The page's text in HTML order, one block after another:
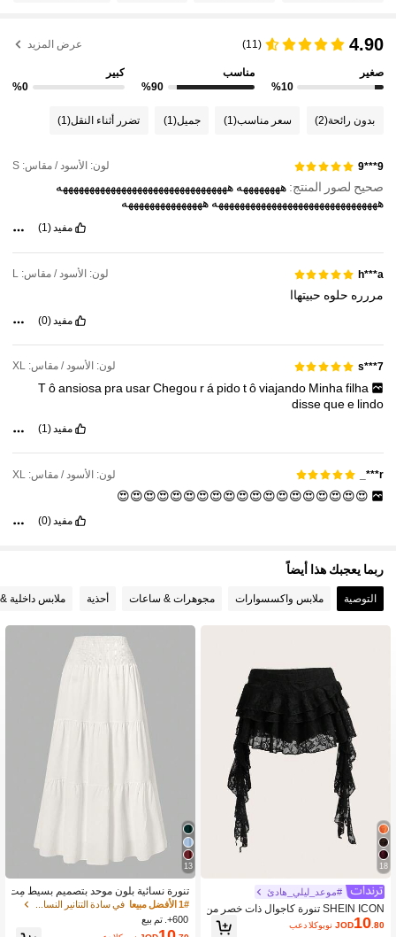
4.90
(11) عرض المزيد
صغير
%10
مناسب
%90
كبير
%0
بدون رائحة(2) سعر مناسب(1) جميل(1) تضرر أثناء النقل(1)
9***9 لون: الأسود / مقاس: S
صحيح لصور المنتج:هههههههههههههههههههههههههههههههههههههههههه
هههههههههههههههههههههههههههههههههههههههههههههههه
مفيد(1)
h***a لون: الأسود / مقاس: L
مررره حلوه حبيتهاا
مفيد (0)
s***7 لون: الأسود / مقاس: XL
Tôansiosa prausarChegou rá pidotôviajando Minhafilha
dissequee lindo
مفيد (1)
r***_ لون: الأسود / مقاس: XL
😍😍😍😍😍😍😍😍😍😍😍😍😍😍😍😍😍😍😍
مفيد (0)
ربما يعجبك هذا أيضاً
التوصية ملابس واكسسوارات مجوهرات & ساعات أحذية ملابس داخلية
18
#موعد_ليلي_هادئ
SHEIN ICON تنورة كاجوال ذات خصر من
خفض مطرزة بالدانتيل وإضافة موجات لل
حماية والوقاية من الكشف، مناسبة للاص
JOD10.80 بعد الكوبون
13
تنورة نسائية بلون موحد بتصميم بسيط مت
عدد الاستخدامات مع حافة مكشكشة وتأثي
ر فقاعي مجعد شبه شفافة باللون الأبيض
للصيف، أسلوب سهل
1# الأفضل مبيعا
600+. تم بيع